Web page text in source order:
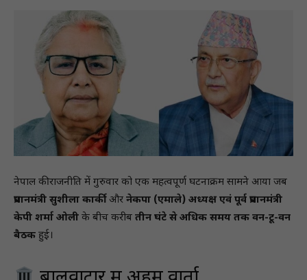
नेपाल की राजनीति में गुरुवार को एक महत्वपूर्ण घटनाक्रम सामने आया जब
प्रधानमंत्री सुशीला कार्कीऔर नेकपा (एमाले) अध्यक्ष एवं पूर्व प्रधानमंत्री
केपी शर्मा ओली के बीच करीब तीन घंटे से अधिक समय तक वन-टू-वन
बैठक हुई।